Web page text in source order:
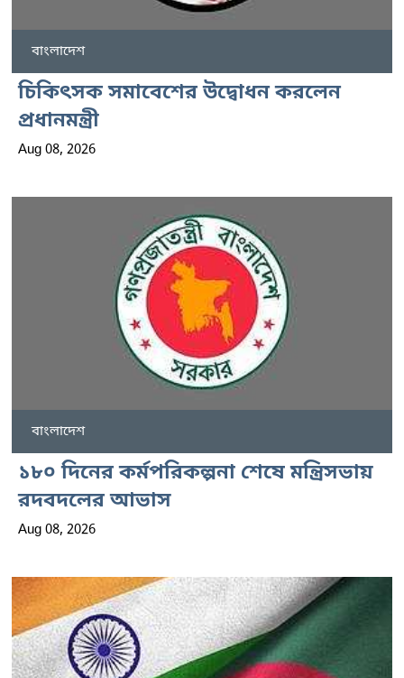
বাংলাদেশ
চিকিৎসক সমাবেশের উদ্বোধন করলেন
প্রধানমন্ত্রী
Aug 08, 2026
বাংলাদেশ
১৮০ দিনের কর্মপরিকল্পনা শেষে মন্ত্রিসভায়
রদবদলের আভাস
Aug 08, 2026